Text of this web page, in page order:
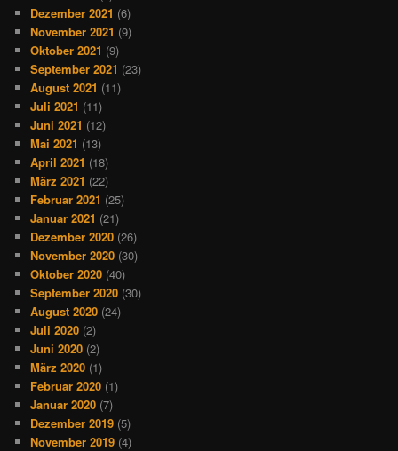
Dezember 2021 (6)
November 2021 (9)
Oktober 2021 (9)
September 2021 (23)
August 2021 (11)
Juli 2021 (11)
Juni 2021 (12)
Mai 2021 (13)
April 2021 (18)
März 2021 (22)
Februar 2021 (25)
Januar 2021 (21)
Dezember 2020 (26)
November 2020 (30)
Oktober 2020 (40)
September 2020 (30)
August 2020 (24)
Juli 2020 (2)
Juni 2020 (2)
März 2020 (1)
Februar 2020 (1)
Januar 2020 (7)
Dezember 2019 (5)
November 2019 (4)